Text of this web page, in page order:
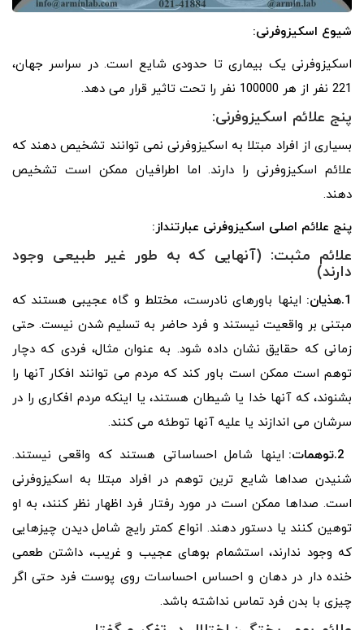
شیوع اسکیزوفرنی:
اسکیزوفرنی یک بیماری تا حدودی شایع است. در سراسر جهان،
221 نفر از هر 100000 نفر را تحت تاثیر قرار می دهد.
پنج علائم اسکیزوفرنی:
بسیاری از افراد مبتلا به اسکیزوفرنی نمی توانند تشخیص دهند که
علائم اسکیزوفرنی را دارند. اما اطرافیان ممکن است تشخیص
دهند.
پنج علائم اصلی اسکیزوفرنی عبارتنداز:
علائم مثبت: (آنهایی که به طور غیر طبیعی وجود
دارند)
1.هذیان:
اینها باورهای نادرست، مختلط و گاه عجیبی هستند که
مبتنی بر واقعیت نیستند و فرد حاضر به تسلیم شدن نیست. حتی
زمانی که حقایق نشان داده شود. به عنوان مثال، فردی که دچار
توهم است ممکن است باور کند که مردم می توانند افکار آنها را
بشنوند، که آنها خدا یا شیطان هستند، یا اینکه مردم افکاری را در
سرشان می اندازند یا علیه آنها توطئه می کنند.
2.توهمات:
اینها شامل احساساتی هستند که واقعی نیستند.
شنیدن صداها شایع ترین توهم در افراد مبتلا به اسکیزوفرنی
است. صداها ممکن است در مورد رفتار فرد اظهار نظر کنند، به او
توهین کنند یا دستور دهند. انواع کمتر رایج شامل دیدن چیزهایی
که وجود ندارند، استشمام بوهای عجیب و غریب، داشتن طعمی
خنده دار در دهان و احساس احساسات روی پوست فرد حتی اگر
چیزی با بدن فرد تماس نداشته باشد.